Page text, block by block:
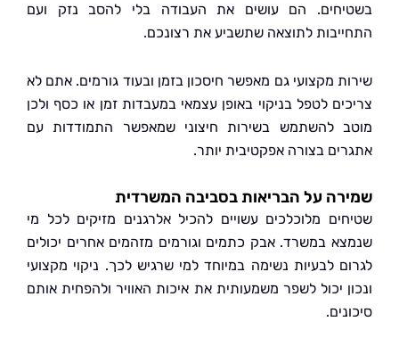
הם עושים את העבודה בלי להסב נזק ועם
לתוצאה שתשביע את רצונכם.
מקצועי גם מאפשר חיסכון בזמן ובעוד גורמים. אתם לא
לטפל בניקוי באופן עצמאי במעבדות זמן או כסף ולכן
להשתמש בשירות חיצוני שמאפשר התמודדות עם
בצורה אפקטיבית יותר.
על הבריאות בסביבה המשרדית
מלוכלכים עשויים להכיל אלרגנים מזיקים לכל מי
במשרד. אבק כתמים וגורמים מזהמים אחרים יכולים
לבעיות נשימה במיוחד למי שרגיש לכך. ניקוי מקצועי
יכול לשפר משמעותית את איכות האוויר ולהפחית אותם